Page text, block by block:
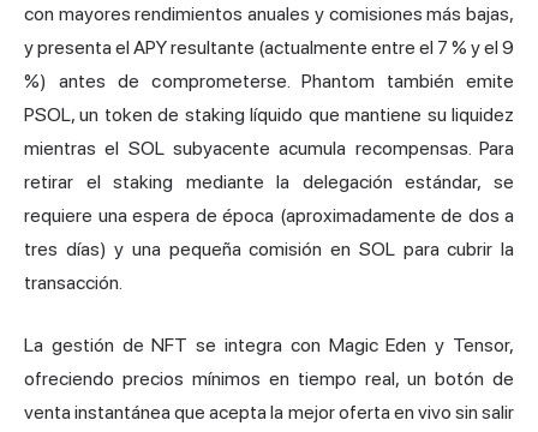
con mayores rendimientos anuales y comisiones más bajas,
y presenta el APY resultante (actualmente entre el 7 % y el 9
%) antes de comprometerse. Phantom también emite
PSOL, un token de staking líquido que mantiene su liquidez
mientras el SOL subyacente acumula recompensas. Para
retirar el staking mediante la delegación estándar, se
requiere una espera de época (aproximadamente de dos a
tres días) y una pequeña comisión en SOL para cubrir la
transacción.
La gestión de NFT se integra con Magic Eden y Tensor,
ofreciendo precios mínimos en tiempo real, un botón de
venta instantánea que acepta la mejor oferta en vivo sin salir